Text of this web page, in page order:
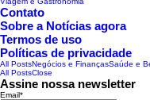
Contato
Sobre a Notícias agora
Termos de uso
Políticas de privacidade
All PostsNegócios e FinançasSaúde e
All PostsClose
Assine nossa newsletter
Email*